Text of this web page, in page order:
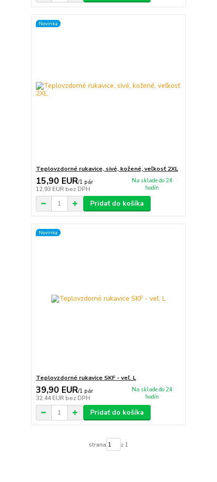
Novinka
Teplovzdorné rukavice, sivé, kožené, veľkosť 2XL
15,90 EUR/1 pár
12,93 EUR bez DPH
Na sklade do 24
hodín
Pridať do košíka
Novinka
Teplovzdorné rukavice SKF - veľ. L
39,90 EUR/1 pár
32,44 EUR bez DPH
Na sklade do 24
hodín
Pridať do košíka
strana z 1